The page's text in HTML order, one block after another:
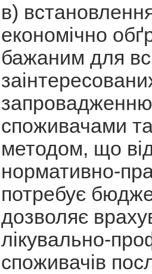
в)
економічно
бажаним для
запровадженню
споживачами
методом, що
нормативно-
потребує
дозволяє
лікувально-
споживачів